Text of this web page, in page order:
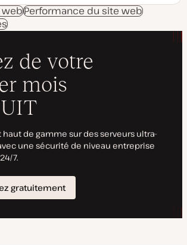
y
p
d
b
l
c
a
u
j
t
webPerformance du site web